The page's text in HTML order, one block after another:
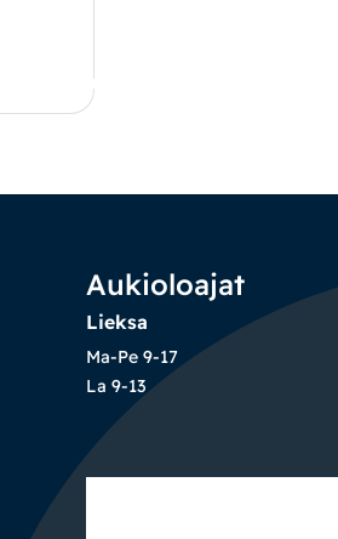
Aukioloajat
Lieksa
Ma-Pe 9-17
La 9-13